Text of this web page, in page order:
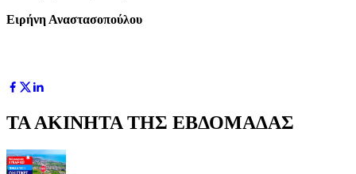
Ειρήνη Αναστασοπούλου
ΤΑ ΑΚΙΝΗΤΑ ΤΗΣ ΕΒΔΟΜΑΔΑΣ